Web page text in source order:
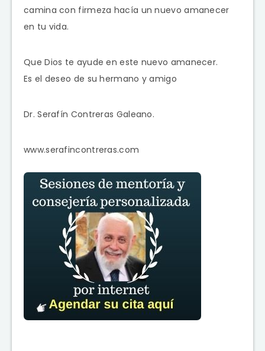
camina con firmeza hacía un nuevo amanecer
en tu vida.
Que Dios te ayude en este nuevo amanecer.
Es el deseo de su hermano y amigo
Dr. Serafín Contreras Galeano.
www.serafincontreras.com